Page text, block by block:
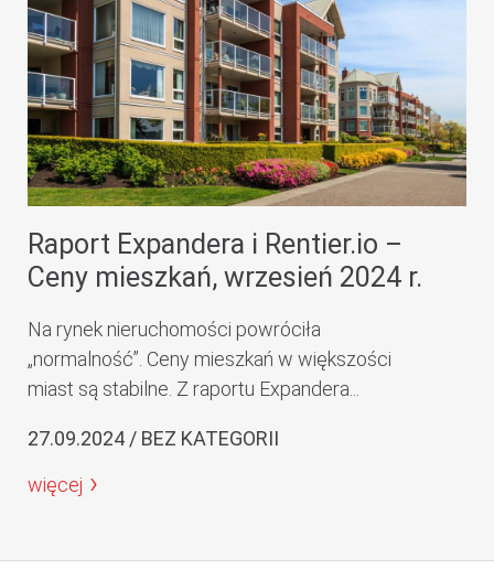
Raport Expandera i Rentier.io –
Ceny mieszkań, wrzesień 2024 r.
Na rynek nieruchomości powróciła
„normalność”. Ceny mieszkań w większości
miast są stabilne. Z raportu Expandera...
27.09.2024 / BEZ KATEGORII
więcej